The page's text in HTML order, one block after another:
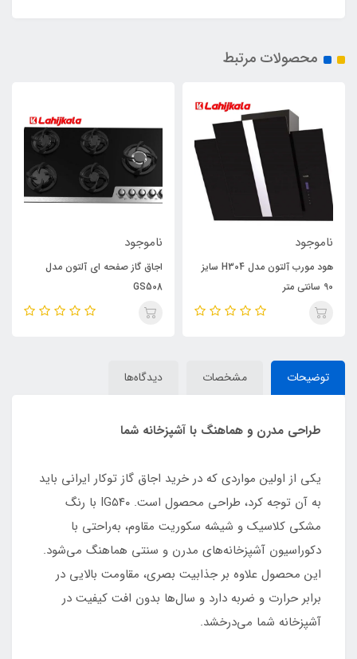
محصولات مرتبط
ناموجود
هود مورب آلتون مدل H304 سایز
90 سانتی متر
ناموجود
اجاق گاز صفحه ای آلتون مدل
GS508
توضیحات مشخصات دیدگاه‌ها
طراحی مدرن و هماهنگ با آشپزخانه شما
یکی از اولین مواردی که در خرید اجاق گاز توکار ایرانی باید
به آن توجه کرد، طراحی محصول است. IG۵۴۰ با رنگ
مشکی کلاسیک و شیشه سکوریت مقاوم، به‌راحتی با
دکوراسیون آشپزخانه‌های مدرن و سنتی هماهنگ می‌شود.
این محصول علاوه بر جذابیت بصری، مقاومت بالایی در
برابر حرارت و ضربه دارد و سال‌ها بدون افت کیفیت در
آشپزخانه شما می‌درخشد.